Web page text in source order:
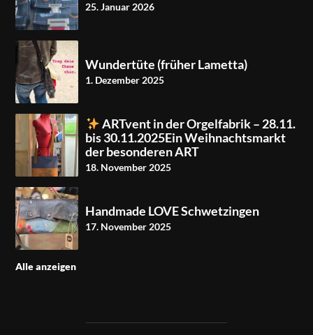
25. Januar 2026
Wundertüte (früher Lametta)
1. Dezember 2025
ARTvent in der Orgelfabrik – 28.11.
bis 30.11.2025Ein Weihnachtsmarkt
der besonderen ART
18. November 2025
Handmade LOVE Schwetzingen
17. November 2025
Alle anzeigen